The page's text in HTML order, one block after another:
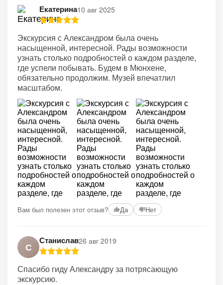
Екатерина10 авг 2025
Экскурсия с Александром была очень
насыщенной, интересной. Рады возможности
узнать столько подробностей о каждом разделе,
где успели побывать. Будем в Мюнхене,
обязательно продолжим. Музей впечатлил
масштабом.
Вам был полезен этот отзыв? Да Нет
С
Станислав26 авг 2019
Спасибо гиду Александру за потрясающую
экскурсию.